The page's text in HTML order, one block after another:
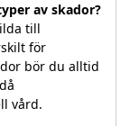
av skador?
till
för
bör du alltid
vård.